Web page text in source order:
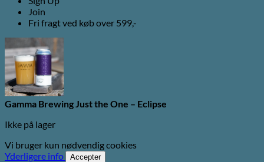
Join
Fri fragt ved køb over 599,-
Gamma Brewing Just the One – Eclipse
Ikke på lager
Vi bruger kun nødvendig cookies
Yderligere info
Accepter